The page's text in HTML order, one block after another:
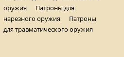
оружия
Патроны для
нарезного оружия
Патроны
для травматического оружия